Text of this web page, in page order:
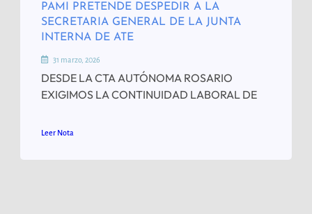
PAMI PRETENDE DESPEDIR A LA
SECRETARIA GENERAL DE LA JUNTA
INTERNA DE ATE
31 marzo, 2026
DESDE LA CTA AUTÓNOMA ROSARIO
EXIGIMOS LA CONTINUIDAD LABORAL DE
Leer Nota